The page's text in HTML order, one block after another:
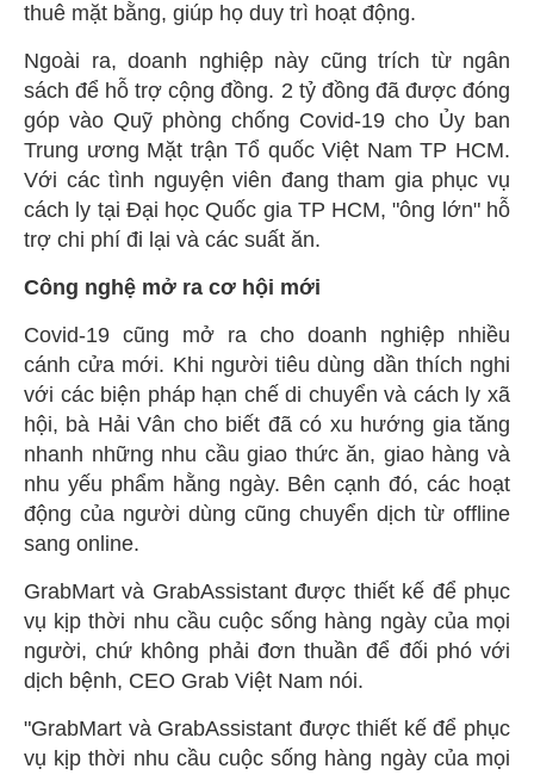
thuê mặt bằng, giúp họ duy trì hoạt động.
Ngoài ra, doanh nghiệp này cũng trích từ ngân
sách để hỗ trợ cộng đồng. 2 tỷ đồng đã được đóng
góp vào Quỹ phòng chống Covid-19 cho Ủy ban
Trung ương Mặt trận Tổ quốc Việt Nam TP HCM.
Với các tình nguyện viên đang tham gia phục vụ
cách ly tại Đại học Quốc gia TP HCM, "ông lớn" hỗ
trợ chi phí đi lại và các suất ăn.
Công nghệ mở ra cơ hội mới
Covid-19 cũng mở ra cho doanh nghiệp nhiều
cánh cửa mới. Khi người tiêu dùng dần thích nghi
với các biện pháp hạn chế di chuyển và cách ly xã
hội, bà Hải Vân cho biết đã có xu hướng gia tăng
nhanh những nhu cầu giao thức ăn, giao hàng và
nhu yếu phẩm hằng ngày. Bên cạnh đó, các hoạt
động của người dùng cũng chuyển dịch từ offline
sang online.
GrabMart và GrabAssistant được thiết kế để phục
vụ kịp thời nhu cầu cuộc sống hàng ngày của mọi
người, chứ không phải đơn thuần để đối phó với
dịch bệnh, CEO Grab Việt Nam nói.
"GrabMart và GrabAssistant được thiết kế để phục
vụ kịp thời nhu cầu cuộc sống hàng ngày của mọi